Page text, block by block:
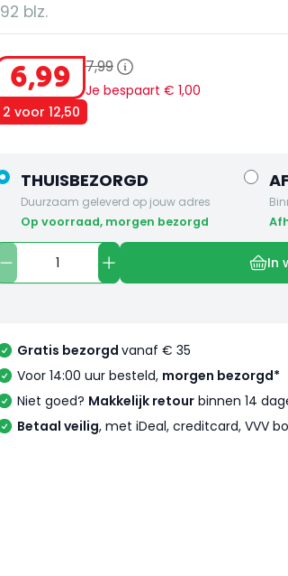
blz.
6,99 7,99
Je bespaart € 1,00
2 voor 12,50
THUISBEZORGD
Duurzaam geleverd op jouw adres
op voorraad, morgen bezorgd
In
Gratis bezorgd vanaf € 35
Voor 14:00 uur besteld, morgen bezorgd*
Niet goed? Makkelijk retour binnen 14
Betaal veilig, met iDeal, creditcard, VVV